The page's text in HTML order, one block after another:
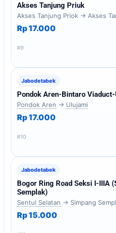
Akses Tanjung Priuk
Akses Tanjung Priok → Akses
Rp 17.000
#9
Jabodetabek
Pondok Aren-Bintaro
Pondok Aren → Ulujami
Rp 17.000
#10
Jabodetabek
Bogor Ring Road Seksi I-IIIA
Semplak)
Sentul Selatan → Simpang
Rp 15.000